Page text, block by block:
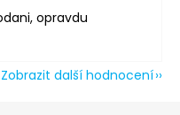
opravdu
Zobrazit další hodnocení